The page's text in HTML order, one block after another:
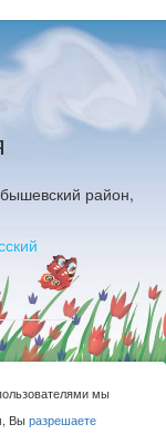
район,
мы
Выразрешаете